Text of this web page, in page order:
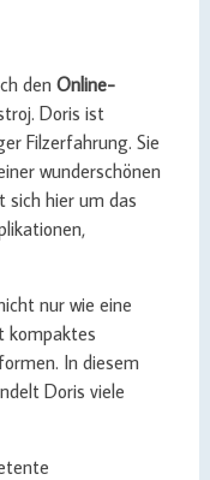
den Online-
Doris ist
Filzerfahrung. Sie
wunderschönen
sich hier um das
nur wie eine
kompaktes
In diesem
Doris viele